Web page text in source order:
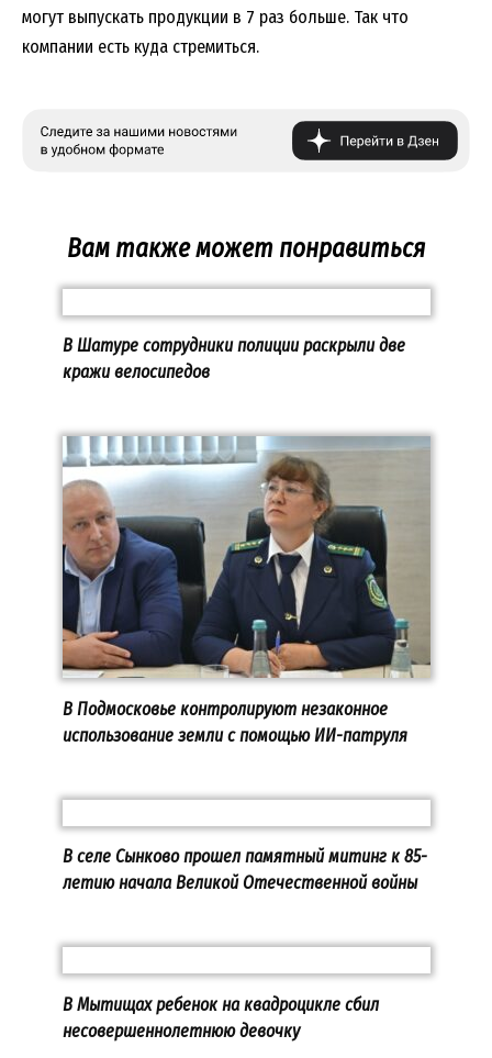
могут выпускать продукции в 7 раз больше. Так что
компании есть куда стремиться.
Вам также может понравиться
В Шатуре сотрудники полиции раскрыли две
кражи велосипедов
В Подмосковье контролируют незаконное
использование земли с помощью ИИ-патруля
В селе Сынково прошел памятный митинг к 85-
летию начала Великой Отечественной войны
В Мытищах ребенок на квадроцикле сбил
несовершеннолетнюю девочку